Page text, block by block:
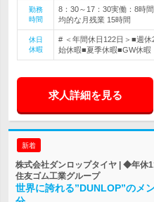
勤務
時間
8：30～17：30実働：8時
均的な月残業 15時間
休日
休暇
# ＜年間休日122日＞■週
始休暇■夏季休暇■GW休暇
求人詳細を見る
新着
株式会社ダンロップタイヤ | ◆年休
住友ゴム工業グループ
世界に誇れる”DUNLOP”のメ